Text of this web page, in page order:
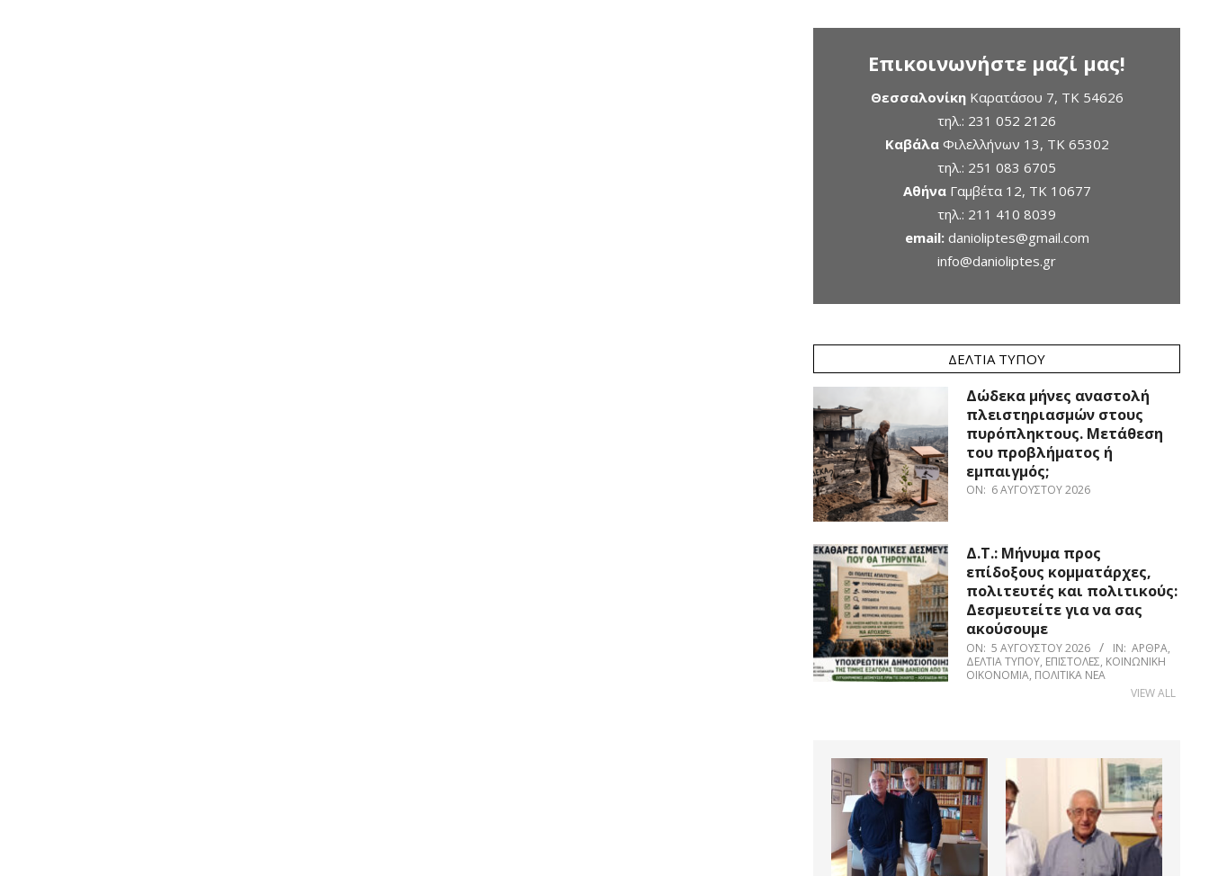
Επικοινωνήστε μαζί μας!
ΘεσσαλονίκηΚαρατάσου 7, TK 54626
τηλ.: 231 052 2126
ΚαβάλαΦιλελλήνων 13, ΤΚ 65302
τηλ.: 251 083 6705
ΑθήναΓαμβέτα 12, ΤΚ 10677
τηλ.: 211 410 8039
email: danioliptes@gmail.com
info@danioliptes.gr
ΔΕΛΤΊΑ ΤΎΠΟΥ
Δώδεκα μήνες αναστολή
πλειστηριασμών στους
πυρόπληκτους. Μετάθεση
του προβλήματος ή
εμπαιγμός;
ON: 6 ΑΥΓΟΎΣΤΟΥ 2026
Δ.Τ.: Μήνυμα προς
επίδοξους κομματάρχες,
πολιτευτές και πολιτικούς:
Δεσμευτείτε για να σας
ακούσουμε
ON: 5 ΑΥΓΟΎΣΤΟΥ 2026 IN: ΆΡΘΡΑ,
ΔΕΛΤΊΑ ΤΎΠΟΥ, ΕΠΙΣΤΟΛΈΣ, ΚΟΙΝΩΝΙΚΉ
ΟΙΚΟΝΟΜΊΑ, ΠΟΛΙΤΙΚΆ ΝΈΑ
VIEW ALL